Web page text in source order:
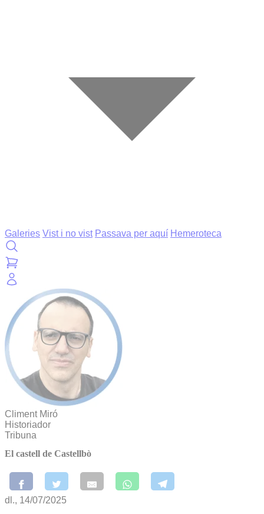
Galeries Vist i no vist Passava per aquí Hemeroteca
Climent Miró
Historiador
Tribuna
El castell de Castellbò
dl., 14/07/2025